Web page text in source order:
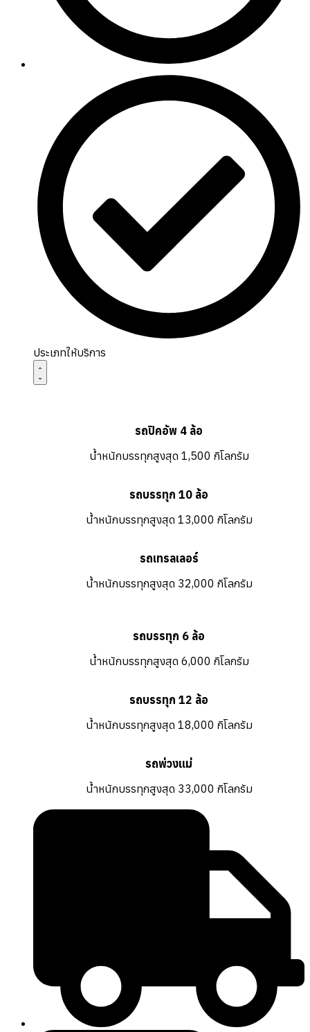
ประเภทให้บริการ
รถปิคอัพ 4 ล้อ
น้ำหนักบรรทุกสูงสุด 1,500 กิโลกรัม
รถบรรทุก 10 ล้อ
น้ำหนักบรรทุกสูงสุด 13,000 กิโลกรัม
รถเทรลเลอร์
น้ำหนักบรรทุกสูงสุด 32,000 กิโลกรัม
รถบรรทุก 6 ล้อ
น้ำหนักบรรทุกสูงสุด 6,000 กิโลกรัม
รถบรรทุก 12 ล้อ
น้ำหนักบรรทุกสูงสุด 18,000 กิโลกรัม
รถพ่วงแม่
น้ำหนักบรรทุกสูงสุด 33,000 กิโลกรัม